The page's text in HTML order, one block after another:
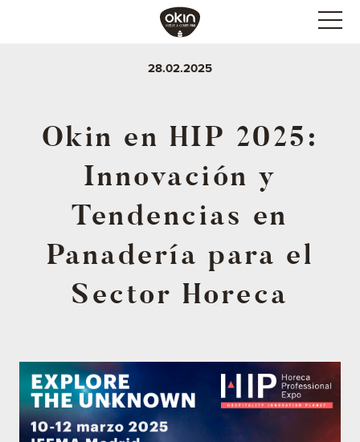
28.02.2025
Okin en HIP 2025:
Innovación y
Tendencias en
Panadería para el
Sector Horeca